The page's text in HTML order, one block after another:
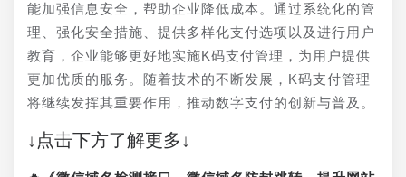
能加强信息安全，帮助企业降低成本。通过系统化的管
理、强化安全措施、提供多样化支付选项以及进行用户
教育，企业能够更好地实施K码支付管理，为用户提供
更加优质的服务。随着技术的不断发展，K码支付管理
将继续发挥其重要作用，推动数字支付的创新与普及。
↓点击下方了解更多↓